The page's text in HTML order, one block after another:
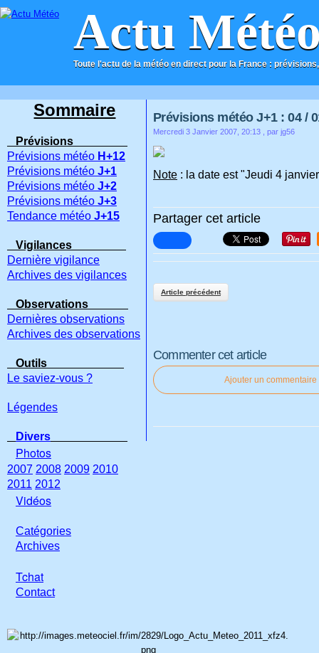
Actu
Toute l'actu de la météo en direct pour la France :
ACCUEIL CONTACT
Prévisions météo J+1 : 04 /
Mercredi 3 Janvier 2007, 20:13 , par jg56
Note : la date est "Jeudi 4
Partager cet article
Article précédent
Commenter cet article
Ajouter un commentaire
Sommaire
Prévisions
Prévisions météo H+12
Prévisions météo J+1
Prévisions météo J+2
Prévisions météo J+3
Tendance météo J+15
Vigilances
Dernière vigilance
Archives des vigilances
Observations
Dernières observations
Archives des observations
Outils
Le saviez-vous ?
Légendes
Divers
Photos
2007 2008 2009 2010
2011 2012
Vidéos
Catégories
Archives
Tchat
Contact